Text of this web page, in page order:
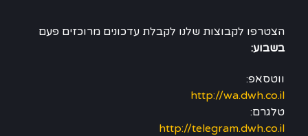
הצטרפו לקבוצות שלנו לקבלת עדכונים מרוכזים פעם
בשבוע:
ווטסאפ:
http://wa.dwh.co.il
טלגרם:
http://telegram.dwh.co.il